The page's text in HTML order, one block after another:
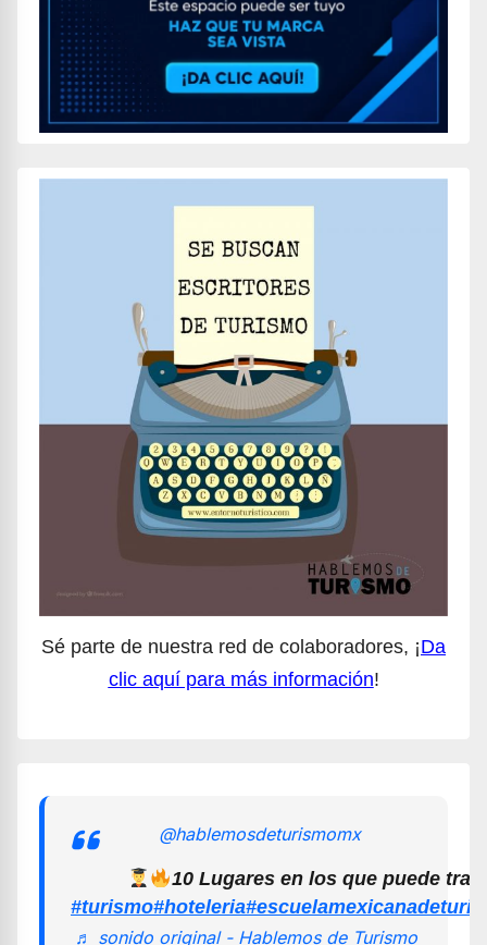
Sé parte de nuestra red de colaboradores, ¡Da
clic aquí para más información!
@hablemosdeturismomx
10 Lugares en los que puede
#turismo#hoteleria
♬ sonido original - Hablemos de Turismo